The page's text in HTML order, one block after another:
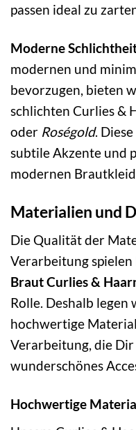
passen ideal zu
Moderne
modernen und
bevorzugen, bieten
schlichten Curlies &
oder Roségold.
subtile Akzente und
modernen
Materialien und
Die Qualität der
Verarbeitung
Braut Curlies &
Rolle. Deshalb
hochwertige
Verarbeitung, die
wunderschönes
Hochwertige